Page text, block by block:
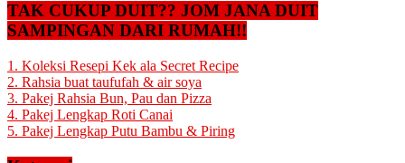
TAK CUKUP DUIT?? JOM JANA DUIT
SAMPINGAN DARI RUMAH!!
1. Koleksi Resepi Kek ala Secret Recipe
2. Rahsia buat taufufah & air soya
3. Pakej Rahsia Bun, Pau dan Pizza
4. Pakej Lengkap Roti Canai
5. Pakej Lengkap Putu Bambu & Piring